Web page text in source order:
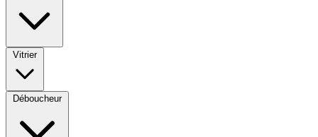
Vitrier
Déboucheur